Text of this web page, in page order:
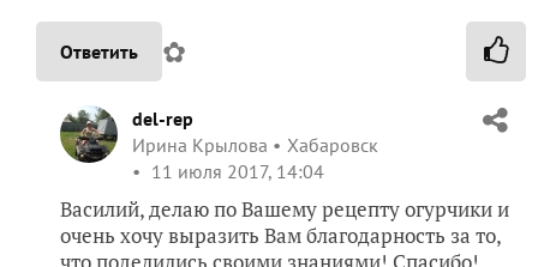
Ответить ✿
del-rep
Ирина Крылова
Хабаровск
11 июля 2017, 14:04
Василий, делаю по Вашему рецепту огурчики и
очень хочу выразить Вам благодарность за то,